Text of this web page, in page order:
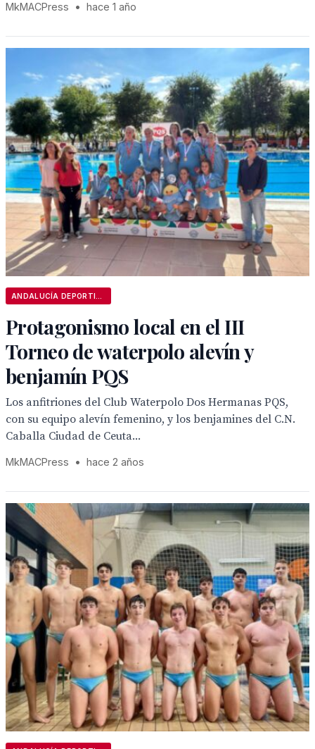
MkMACPress • hace 1 año
Protagonismo local en el III
Torneo de waterpolo alevín y
benjamín PQS
Los anfitriones del Club Waterpolo Dos Hermanas PQS,
con su equipo alevín femenino, y los benjamines del C.N.
Caballa Ciudad de Ceuta...
MkMACPress • hace 2 años